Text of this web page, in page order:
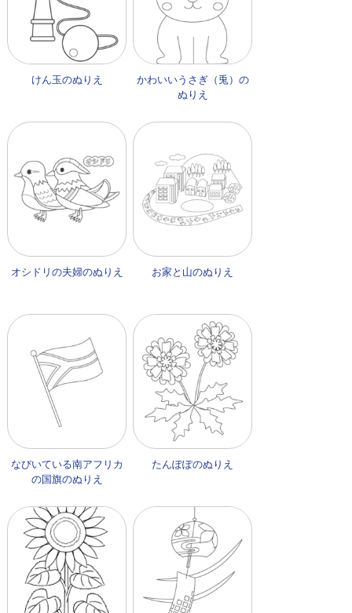
けん玉のぬりえ
かわいいうさぎ（兎）の
ぬりえ
オシドリの夫婦のぬりえ お家と山のぬりえ
なびいている南アフリカ
の国旗のぬりえ
たんぽぽのぬりえ